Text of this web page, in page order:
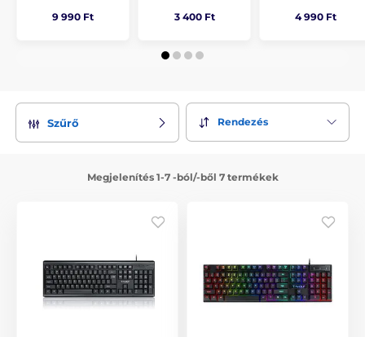
9 990 Ft 3 400 Ft 4 990 Ft
Szűrő Rendezés
Megjelenítés 1-7 -ból/-ből 7 termékek